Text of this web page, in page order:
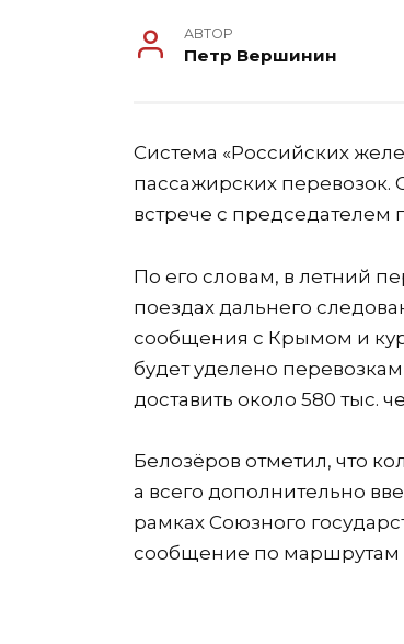
АВТОР
Петр Вершинин
Система «Российских
пассажирских перевозок.
встрече с
По его словам, в летний
поездах дальнего
сообщения с Крымом и
будет уделено
доставить около 580 тыс.
Белозёров отметил, что
а всего дополнительно
рамках Союзного
сообщение по